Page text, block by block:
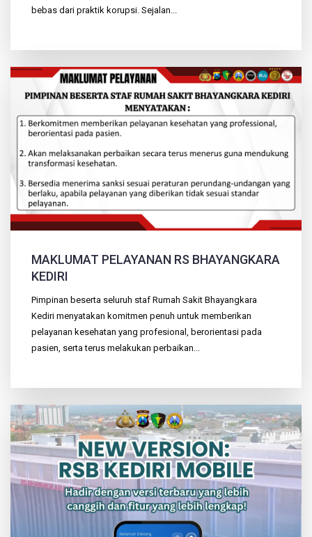
bebas dari praktik korupsi. Sejalan...
MAKLUMAT PELAYANAN RS BHAYANGKARA
KEDIRI
Pimpinan beserta seluruh staf Rumah Sakit Bhayangkara
Kediri menyatakan komitmen penuh untuk memberikan
pelayanan kesehatan yang profesional, berorientasi pada
pasien, serta terus melakukan perbaikan...